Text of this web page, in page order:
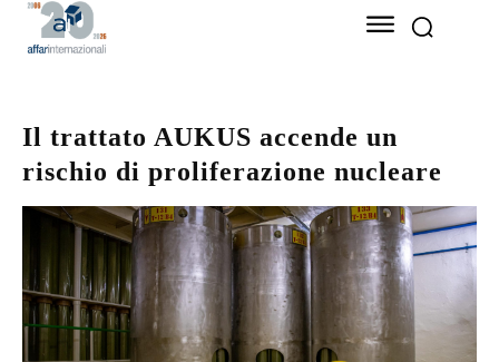
Il trattato AUKUS accende un
rischio di proliferazione nucleare